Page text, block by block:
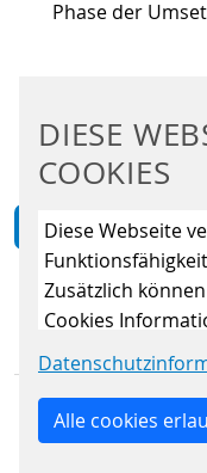
DIESE
COOKIES
Diese Webseite
Zusätzlich
Cookies
sammeln, um die
verbessern. Mit
essenzielle
Verwendung
Alle cookies
Phase der
ZURÜCK